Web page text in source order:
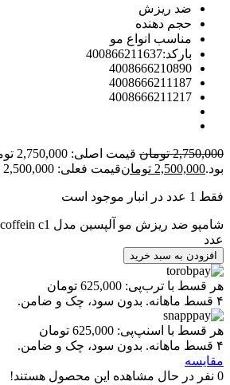
ضد ریزش
حجم دهنده
مناسب انواع مو
بارکد:400866211637
4008666210890
4008666211187
4008666211217
2,750,000 تومان
قیمت
بود.2,500,000 تومانقیمت فعلی: 2,500,000 تومان.
فقط 1 عدد در انبار موجود است
عدد
افزودن به سبد خرید
هر قسط با ترب‌پی: 625,000 تومان
۴ قسط ماهانه. بدون سود، چک و ضامن.
هر قسط با اسنپ‌پی: 625,000 تومان
۴ قسط ماهانه. بدون سود، چک و ضامن.
مقایسه
0 نفر در حال مشاهده این محصول هستند!